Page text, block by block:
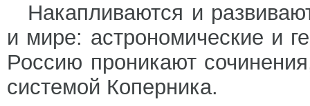
Накапливаются и
и мире: астрономические и
Россию проникают
системой Коперника.